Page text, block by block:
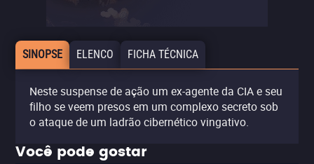
SINOPSE ELENCO FICHA TÉCNICA
Neste suspense de ação um ex-agente da CIA e seu
filho se veem presos em um complexo secreto sob
o ataque de um ladrão cibernético vingativo.
Você pode gostar